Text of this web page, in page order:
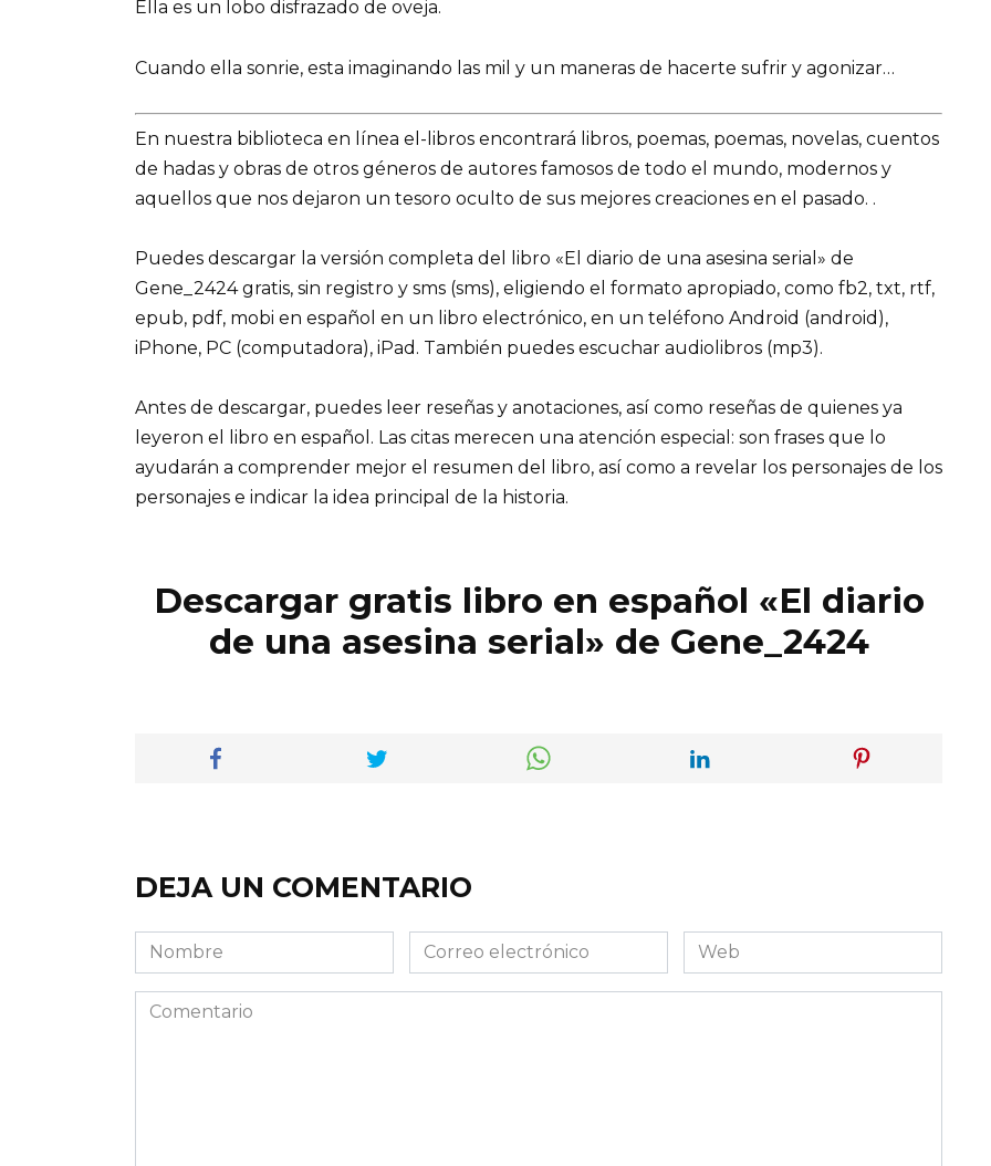
Ella es un lobo disfrazado de oveja.
Cuando ella sonrie, esta imaginando las mil y un maneras de hacerte sufrir y agonizar…
En nuestra biblioteca en línea el-libros encontrará libros, poemas, poemas, novelas, cuentos
de hadas y obras de otros géneros de autores famosos de todo el mundo, modernos y
aquellos que nos dejaron un tesoro oculto de sus mejores creaciones en el pasado. .
Puedes descargar la versión completa del libro «El diario de una asesina serial» de
Gene_2424 gratis, sin registro y sms (sms), eligiendo el formato apropiado, como fb2, txt, rtf,
epub, pdf, mobi en español en un libro electrónico, en un teléfono Android (android),
iPhone, PC (computadora), iPad. También puedes escuchar audiolibros (mp3).
Antes de descargar, puedes leer reseñas y anotaciones, así como reseñas de quienes ya
leyeron el libro en español. Las citas merecen una atención especial: son frases que lo
ayudarán a comprender mejor el resumen del libro, así como a revelar los personajes de los
personajes e indicar la idea principal de la historia.
Descargar gratis libro en español «El diario
de una asesina serial» de Gene_2424
DEJA UN COMENTARIO
Nombre
Correo
electrónico
Web
Comentario